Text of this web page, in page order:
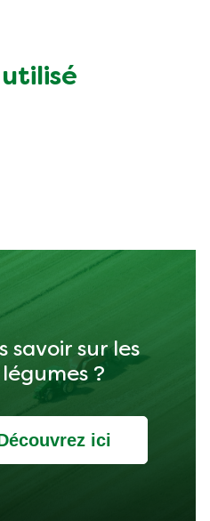
savoir sur les
légumes ?
ici